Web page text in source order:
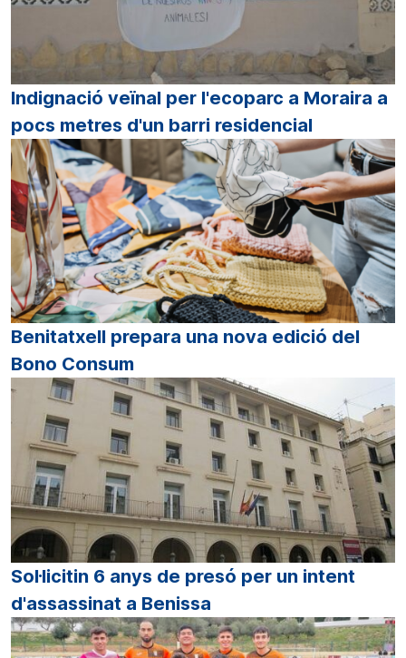
Indignació veïnal per l'ecoparc a Moraira a
pocs metres d'un barri residencial
Benitatxell prepara una nova edició del
Bono Consum
Sol·licitin 6 anys de presó per un intent
d'assassinat a Benissa